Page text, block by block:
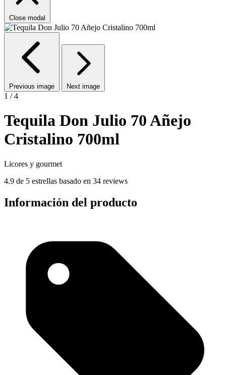
Close modal
Previous image Next image
1 / 4
Tequila Don Julio 70 Añejo
Cristalino 700ml
Licores y gourmet
4.9 de 5 estrellas basado en 34 reviews
Información del producto